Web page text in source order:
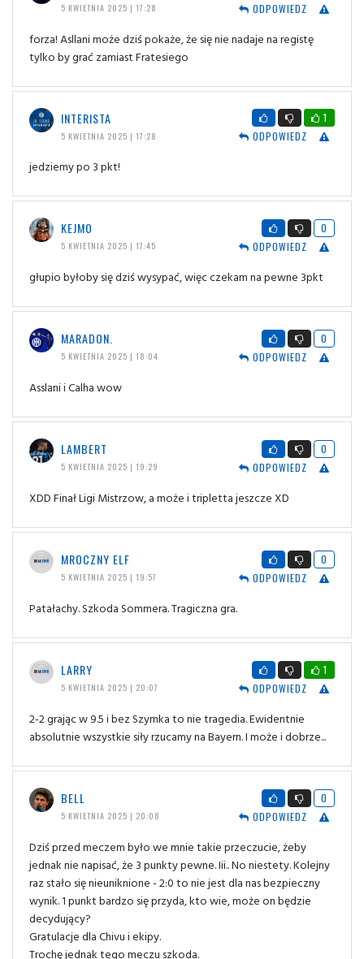
5 KWIETNIA 2025 | 17:28
ODPOWIEDZ
forza! Asllani może dziś pokaże, że się nie nadaje na registę
tylko by grać zamiast Fratesiego
INTERISTA
5 KWIETNIA 2025 | 17:28
1
ODPOWIEDZ
jedziemy po 3 pkt!
KEJMO
5 KWIETNIA 2025 | 17:45
0
ODPOWIEDZ
głupio byłoby się dziś wysypać, więc czekam na pewne 3pkt
MARADON.
5 KWIETNIA 2025 | 18:04
0
ODPOWIEDZ
Asslani i Calha wow
LAMBERT
5 KWIETNIA 2025 | 19:29
0
ODPOWIEDZ
XDD Finał Ligi Mistrzow, a może i tripletta jeszcze XD
MROCZNY ELF
5 KWIETNIA 2025 | 19:57
0
ODPOWIEDZ
Patałachy. Szkoda Sommera. Tragiczna gra.
LARRY
5 KWIETNIA 2025 | 20:07
1
ODPOWIEDZ
2-2 grając w 9.5 i bez Szymka to nie tragedia. Ewidentnie
absolutnie wszystkie siły rzucamy na Bayern. I może i dobrze...
BELL
5 KWIETNIA 2025 | 20:08
0
ODPOWIEDZ
Dziś przed meczem było we mnie takie przeczucie, żeby
jednak nie napisać, że 3 punkty pewne. Iii.. No niestety. Kolejny
raz stało się nieuniknione - 2:0 to nie jest dla nas bezpieczny
wynik. 1 punkt bardzo się przyda, kto wie, może on będzie
decydujący?
Gratulacje dla Chivu i ekipy.
Trochę jednak tego meczu szkoda.